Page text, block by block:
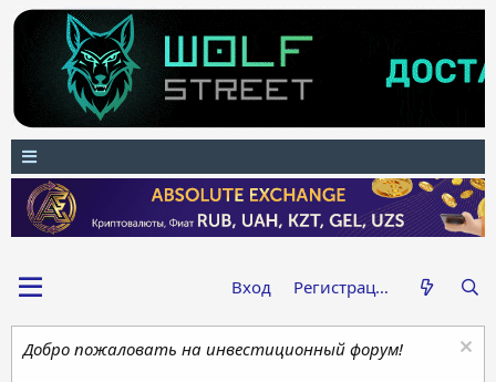
Вход Регистрация
Добро пожаловать на инвестиционный форум!